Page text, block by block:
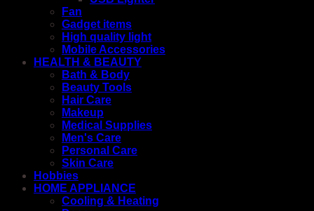
Fan
Gadget items
High quality light
Mobile Accessories
HEALTH & BEAUTY
Bath & Body
Beauty Tools
Hair Care
Makeup
Medical Supplies
Men's Care
Personal Care
Skin Care
Hobbies
HOME APPLIANCE
Cooling & Heating